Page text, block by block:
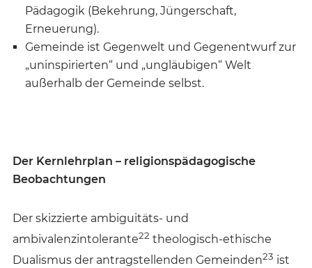
Pädagogik (Bekehrung, Jüngerschaft,
Erneuerung).
Gemeinde ist Gegenwelt und Gegenentwurf zur
„uninspirierten“ und „ungläubigen“ Welt
außerhalb der Gemeinde selbst.
Der Kernlehrplan – religionspädagogische
Beobachtungen
Der skizzierte ambiguitäts- und
ambivalenzintolerante22 theologisch-ethische
Dualismus der antragstellenden Gemeinden23 ist